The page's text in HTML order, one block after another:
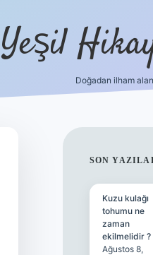
Yeşil
Doğadan ilham
SON
Kuzu kulağı
tohumu ne
zaman
ekilmelidir ?
Ağustos 8,